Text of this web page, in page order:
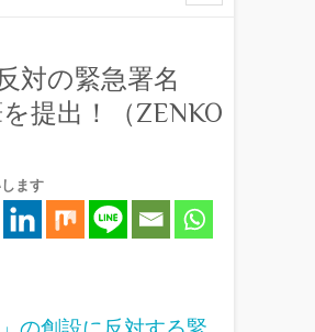
対の緊急署名
提出！（ZENKO
ます